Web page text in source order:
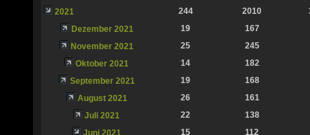
2021
244 2010
Dezember 2021
19
167
November 2021
25
245
Oktober 2021
14
182
September 2021
19
168
August 2021
26
161
Juli 2021
22
138
Juni 2021
15 112